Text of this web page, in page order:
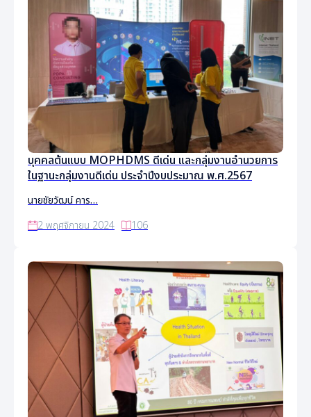
บุคคลต้นแบบ MOPHDMS ดีเด่น และกลุ่มงานอำนวยการ
ในฐานะกลุ่มงานดีเด่น ประจำปีงบประมาณ พ.ศ.2567
นายชัยวัฒน์ คาร…
2 พฤศจิกายน 2024
106